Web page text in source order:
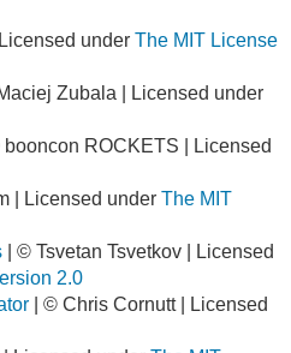
under The MIT License
Zubala | Licensed under
booncon ROCKETS | Licensed
| Licensed under The MIT
| © Tsvetan Tsvetkov | Licensed
2.0
| © Chris Cornutt | Licensed